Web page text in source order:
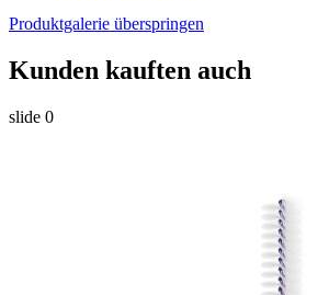
Produktgalerie überspringen
Kunden kauften auch
slide 0